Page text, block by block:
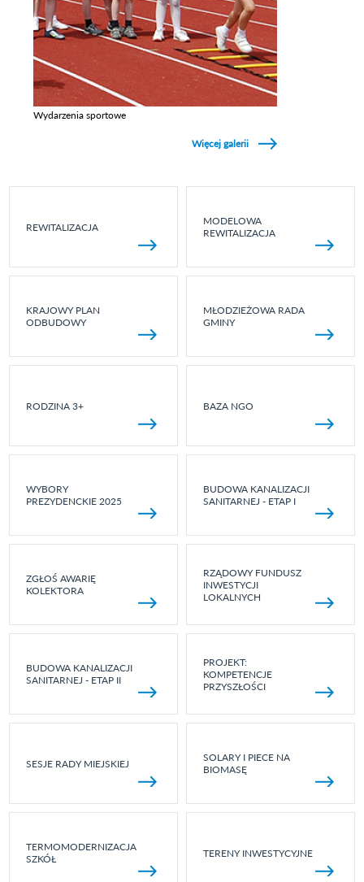
Wydarzenia sportowe
Więcej galerii
REWITALIZACJA
MODELOWA
REWITALIZACJA
KRAJOWY PLAN
ODBUDOWY
MŁODZIEŻOWA RADA
GMINY
RODZINA 3+ BAZA NGO
WYBORY
PREZYDENCKIE 2025
BUDOWA KANALIZACJI
SANITARNEJ - ETAP I
ZGŁOŚ AWARIĘ
KOLEKTORA
RZĄDOWY FUNDUSZ
INWESTYCJI
LOKALNYCH
BUDOWA KANALIZACJI
SANITARNEJ - ETAP II
PROJEKT:
KOMPETENCJE
PRZYSZŁOŚCI
SESJE RADY MIEJSKIEJ
SOLARY I PIECE NA
BIOMASĘ
TERMOMODERNIZACJA
SZKÓŁ
TERENY INWESTYCYJNE